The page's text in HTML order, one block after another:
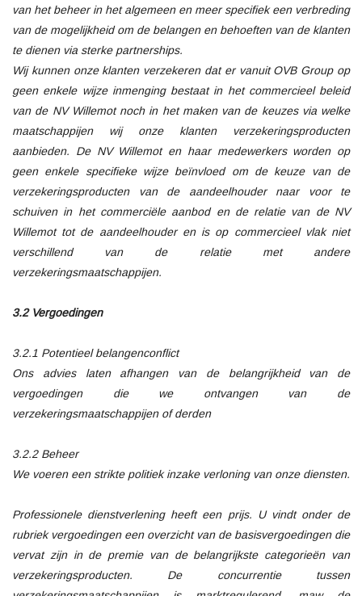
van het beheer in het algemeen en meer specifiek een verbreding
van de mogelijkheid om de belangen en behoeften van de klanten
te dienen via sterke partnerships.
Wij kunnen onze klanten verzekeren dat er vanuit OVB Group op
geen enkele wijze inmenging bestaat in het commercieel beleid
van de NV Willemot noch in het maken van de keuzes via welke
maatschappijen wij onze klanten verzekeringsproducten
aanbieden. De NV Willemot en haar medewerkers worden op
geen enkele specifieke wijze beïnvloed om de keuze van de
verzekeringsproducten van de aandeelhouder naar voor te
schuiven in het commerciële aanbod en de relatie van de NV
Willemot tot de aandeelhouder en is op commercieel vlak niet
verschillend van de relatie met andere
verzekeringsmaatschappijen.
3.2 Vergoedingen
3.2.1 Potentieel belangenconflict
Ons advies laten afhangen van de belangrijkheid van de
vergoedingen die we ontvangen van de
verzekeringsmaatschappijen of derden
3.2.2 Beheer
We voeren een strikte politiek inzake verloning van onze diensten.
Professionele dienstverlening heeft een prijs. U vindt onder de
rubriek vergoedingen een overzicht van de basisvergoedingen die
vervat zijn in de premie van de belangrijkste categorieën van
verzekeringsproducten. De concurrentie tussen